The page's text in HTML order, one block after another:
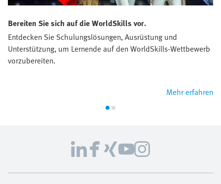
Bereiten Sie sich auf die WorldSkills vor.
Entdecken Sie Schulungslösungen, Ausrüstung und
Unterstützung, um Lernende auf den WorldSkills-Wettbewerb
vorzubereiten.
Mehr erfahren